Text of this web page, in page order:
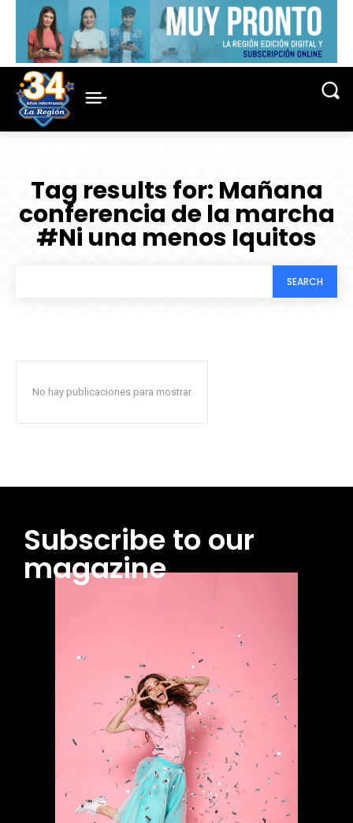
Tag results for: Mañana
conferencia de la marcha
#Ni una menos Iquitos
SEARCH
No hay publicaciones para mostrar
Subscribe to our
magazine